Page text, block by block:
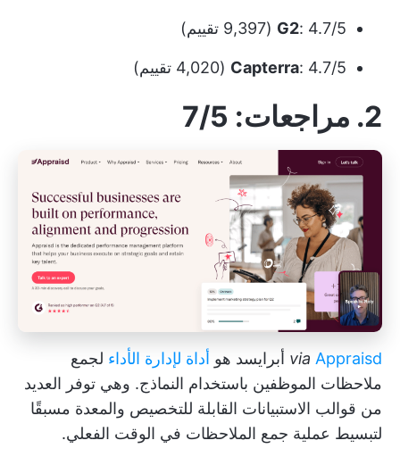
G2: 4.7/5 (9,397 تقييم)
Capterra: 4.7/5 (4,020 تقييم)
2. مراجعات : 7/5
via Appraisd أبرايسد هو أداة لإدارة الأداء لجمع
ملاحظات الموظفين باستخدام النماذج. وهي توفر العديد
من قوالب الاستبيانات القابلة للتخصيص والمعدة مسبقًا
لتبسيط عملية جمع الملاحظات في الوقت الفعلي.